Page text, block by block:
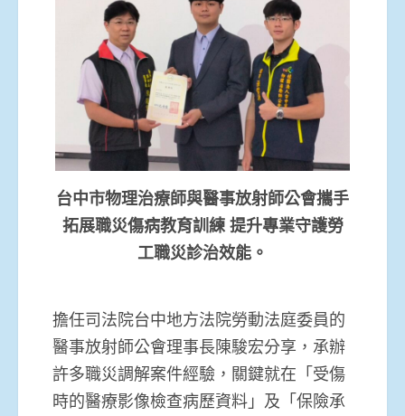
台中市物理治療師與醫事放射師公會攜手
拓展職災傷病教育訓練 提升專業守護勞
工職災診治效能。
擔任司法院台中地方法院勞動法庭委員的
醫事放射師公會理事長陳駿宏分享，承辦
許多職災調解案件經驗，關鍵就在「受傷
時的醫療影像檢查病歷資料」及「保險承